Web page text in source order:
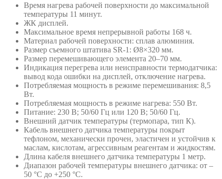
Время нагрева рабочей поверхности до максимальной
температуры 11 минут.
ЖК дисплей.
Максимальное время непрерывной работы 168 ч.
Материал рабочей поверхности: сплав алюминия.
Размер съемного штатива SR-1: Ø8×320 мм.
Размер перемешивающего элемента 20–70 мм.
Индикация перегрева или неисправности термодатчика:
вывод кода ошибки на дисплей, отключение нагрева.
Потребляемая мощность в режиме перемешивания: 8,5
Вт.
Потребляемая мощность в режиме нагрева: 550 Вт.
Питание: 230 В; 50/60 Гц или 120 В; 50/60 Гц.
Внешний датчик температуры (термопара, тип К).
Кабель внешнего датчика температуры покрыт
тефлоном, механически прочен, эластичен и устойчив к
маслам, кислотам, агрессивным реагентам и жидкостям.
Длина кабеля внешнего датчика температуры 1 метр.
Диапазон рабочей температуры внешнего датчика: от –
50 °С до +250 °С.